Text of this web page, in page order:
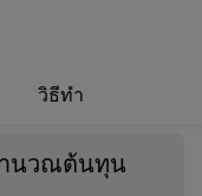
วิธีทำ
ำนวณต้นทุน